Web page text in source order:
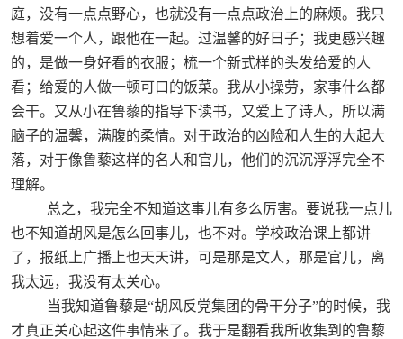
庭，没有一点点野心，也就没有一点点政治上的麻烦。我只
想着爱一个人，跟他在一起。过温馨的好日子；我更感兴趣
的，是做一身好看的衣服；梳一个新式样的头发给爱的人
看；给爱的人做一顿可口的饭菜。我从小操劳，家事什么都
会干。又从小在鲁藜的指导下读书，又爱上了诗人，所以满
脑子的温馨，满腹的柔情。对于政治的凶险和人生的大起大
落，对于像鲁藜这样的名人和官儿，他们的沉沉浮浮完全不
理解。
总之，我完全不知道这事儿有多么厉害。要说我一点儿
也不知道胡风是怎么回事儿，也不对。学校政治课上都讲
了，报纸上广播上也天天讲，可是那是文人，那是官儿，离
我太远，我没有太关心。
当我知道鲁藜是“胡风反党集团的骨干分子”的时候，我
才真正关心起这件事情来了。我于是翻看我所收集到的鲁藜